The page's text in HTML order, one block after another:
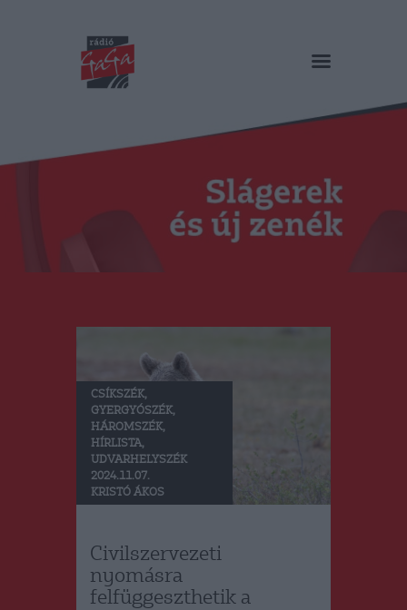
RÁDIÓ GAGA
Műsorok
Duma Duba
Podcast és videók
Stáb
CSÍKSZÉK,
GYERGYÓSZÉK,
HÁROMSZÉK,
HÍRLISTA,
UDVARHELYSZÉK
2024.11.07.
KRISTÓ ÁKOS
Civilszervezeti
nyomásra
felfüggeszthetik a